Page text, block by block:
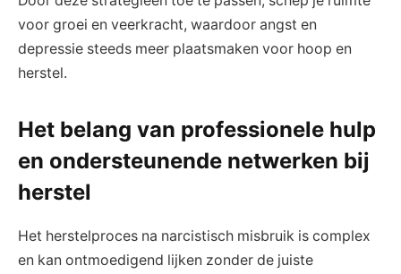
voor groei en veerkracht, waardoor angst en
depressie steeds meer plaatsmaken voor hoop en
herstel.
Het belang van professionele hulp
en ondersteunende netwerken bij
herstel
Het herstelproces na narcistisch misbruik is complex
en kan ontmoedigend lijken zonder de juiste